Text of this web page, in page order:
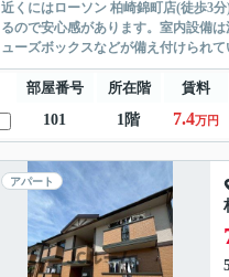
近くにはローソン 柏崎錦町店(徒歩3
るので安心感があります。室内設備
ューズボックスなどが備え付けられ
部屋番号 所在階 賃料
101
1階 7.4万円
アパート